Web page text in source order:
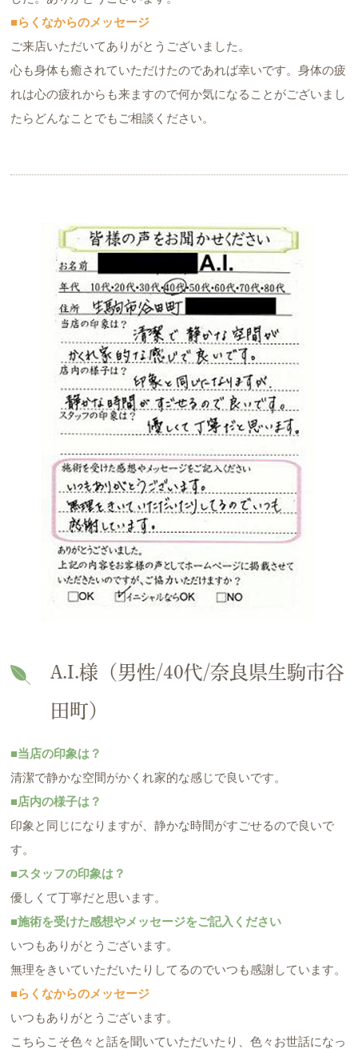
■らくなからのメッセージ
ご来店いただいてありがとうございました。
心も身体も癒されていただけたのであれば幸いです。身体の疲
れは心の疲れからも来ますので何か気になることがございまし
たらどんなことでもご相談ください。
A.I.様（男性/40代/奈良県生駒市谷
田町）
■当店の印象は？
清潔で静かな空間がかくれ家的な感じで良いです。
■店内の様子は？
印象と同じになりますが、静かな時間がすごせるので良いで
す。
■スタッフの印象は？
優しくて丁寧だと思います。
■施術を受けた感想やメッセージをご記入ください
いつもありがとうございます。
無理をきいていただいたりしてるのでいつも感謝しています。
■らくなからのメッセージ
いつもありがとうございます。
こちらこそ色々と話を聞いていただいたり、色々お世話になっ